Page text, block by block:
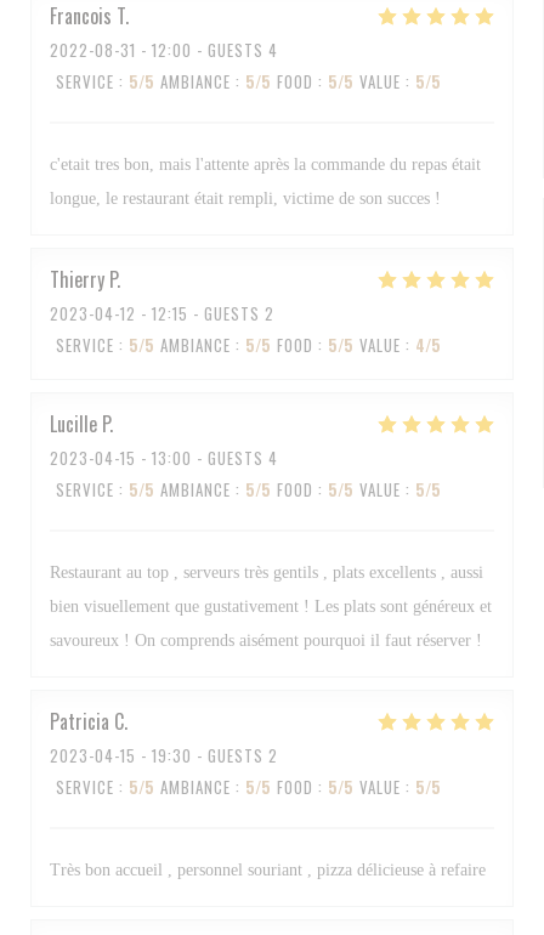
Francois T
2022-08-31 - 12:00 - GUESTS 4
SERVICE : 5/5 AMBIANCE : 5/5 FOOD : 5/5 VALUE : 5/5
c'etait tres bon, mais l'attente après la commande du repas était
longue, le restaurant était rempli, victime de son succes !
Thierry P
2023-04-12 - 12:15 - GUESTS 2
SERVICE : 5/5 AMBIANCE : 5/5 FOOD : 5/5 VALUE : 4/5
Lucille P
2023-04-15 - 13:00 - GUESTS 4
SERVICE : 5/5 AMBIANCE : 5/5 FOOD : 5/5 VALUE : 5/5
Restaurant au top , serveurs très gentils , plats excellents , aussi
bien visuellement que gustativement ! Les plats sont généreux et
savoureux ! On comprends aisément pourquoi il faut réserver !
Patricia C
2023-04-15 - 19:30 - GUESTS 2
SERVICE : 5/5 AMBIANCE : 5/5 FOOD : 5/5 VALUE : 5/5
Très bon accueil , personnel souriant , pizza délicieuse à refaire